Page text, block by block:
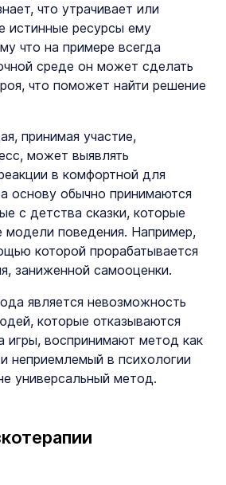
что утрачивает или
истинные ресурсы ему
что на примере всегда
среде он может сделать
что поможет найти решение
принимая участие,
может выявлять
в комфортной для
основу обычно принимаются
с детства сказки, которые
модели поведения. Например,
которой прорабатывается
заниженной самооценки.
является невозможность
которые отказываются
игры, воспринимают метод как
неприемлемый в психологии
универсальный метод.